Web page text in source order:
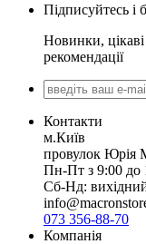
Підписуйтесь і
Новинки,
рекомендації
Контакти
м.Київ
провулок Юрія
Пн-Пт з 9:00 до
Сб-Нд:
073 356-88-70
Компанія